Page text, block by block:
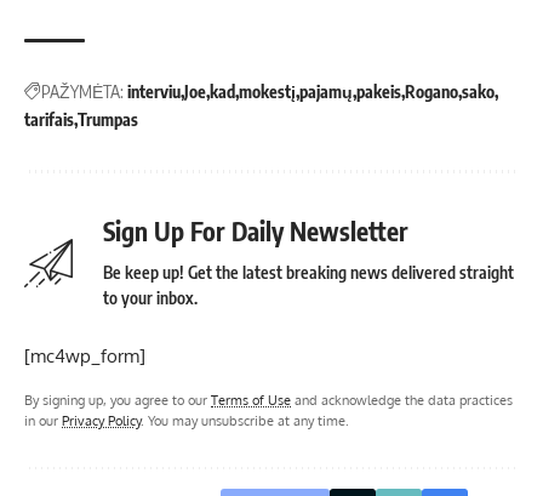
PAŽYMĖTA: interviuJoe kad mokestį pajamų pakeisRoganosako
tarifaisTrumpas
Sign Up For Daily Newsletter
Be keep up! Get the latest breaking news delivered straight
to your inbox.
[mc4wp_form]
By signing up, you agree to our Terms of Use and acknowledge the data practices
in our Privacy Policy. You may unsubscribe at any time.